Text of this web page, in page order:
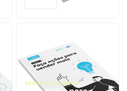
NEGÓCIOS, VENDAS